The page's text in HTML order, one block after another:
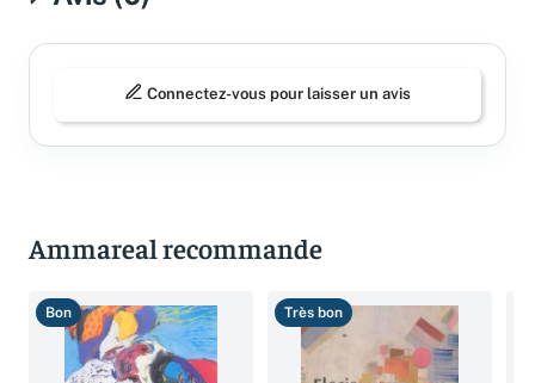
Connectez-vous pour laisser un avis
Ammareal recommande
Bon Très bon